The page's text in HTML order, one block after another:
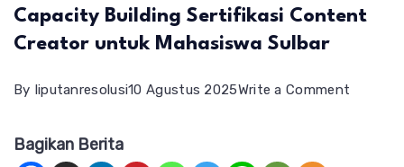
Capacity Building Sertifikasi Content
Creator untuk Mahasiswa Sulbar
By liputanresolusi10 Agustus 2025Write a Comment
Bagikan Berita